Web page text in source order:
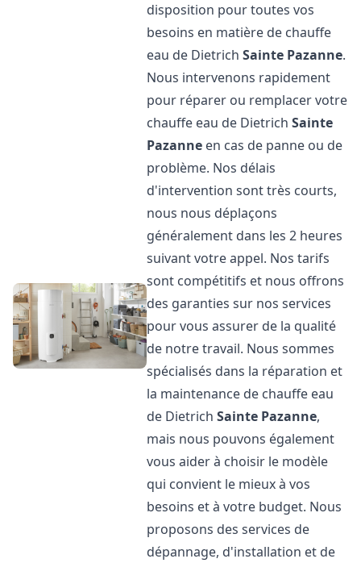
disposition pour toutes vos
besoins en matière de chauffe
eau de DietrichSainte Pazanne.
Nous intervenons rapidement
pour réparer ou remplacer votre
chauffe eau de DietrichSainte
Pazanne en cas de panne ou de
problème. Nos délais
d'intervention sont très courts,
nous nous déplaçons
généralement dans les 2 heures
suivant votre appel. Nos tarifs
sont compétitifs et nous offrons
des garanties sur nos services
pour vous assurer de la qualité
de notre travail. Nous sommes
spécialisés dans la réparation et
la maintenance de chauffe eau
de DietrichSainte Pazanne,
mais nous pouvons également
vous aider à choisir le modèle
qui convient le mieux à vos
besoins et à votre budget. Nous
proposons des services de
dépannage, d'installation et de